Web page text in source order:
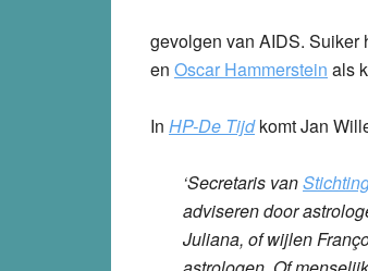
gevolgen van AIDS. Suiker
en Oscar Hammerstein als
In HP-De Tijdkomt Jan
‘Secretaris van
adviseren door
Juliana, of wijlen